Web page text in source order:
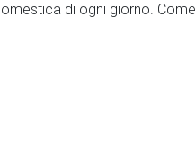
di ogni giorno.